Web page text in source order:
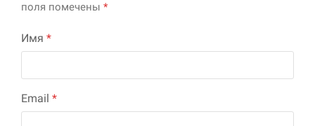
поля помечены *
Имя *
Email *